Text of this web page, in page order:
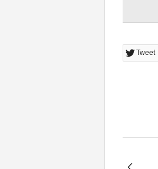
Tweet